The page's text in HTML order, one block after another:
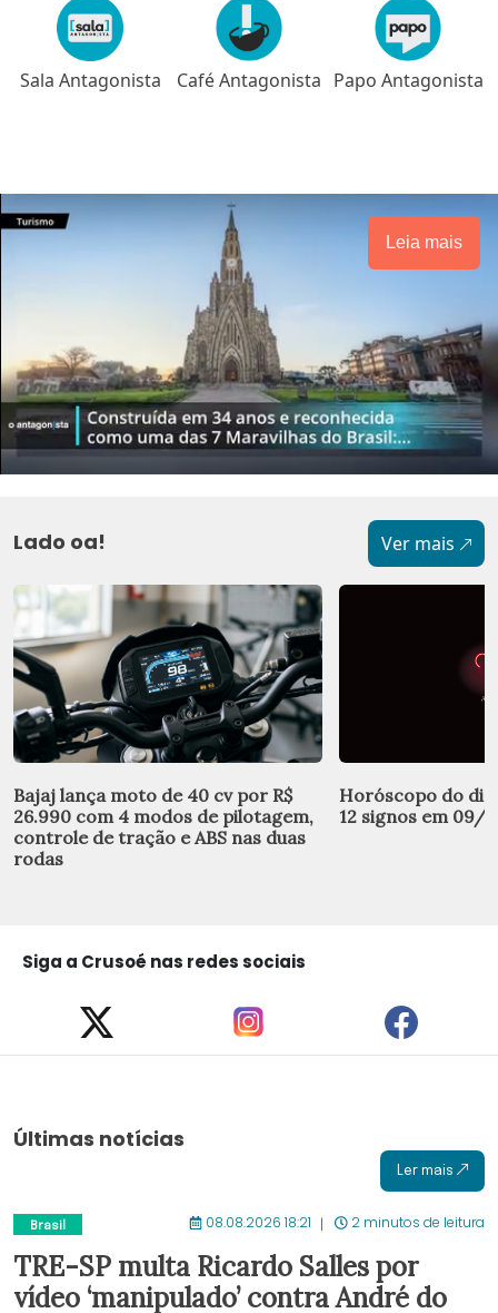
Café Antagonista Papo Antagonista
Meio-dia em
Leia mais
Lado oa! Ver mais
Bajaj lança moto de 40 cv por R$
26.990 com 4 modos de pilotagem,
controle de tração e ABS nas duas
rodas
Horóscopo do
12 signos em 09/
Siga a Crusoé nas redes sociais
Últimas notícias
Ler mais
Brasil 08.08.2026 18:21 2 minutos de leitura
TRE-SP multa Ricardo Salles por
vídeo ‘manipulado’ contra André do